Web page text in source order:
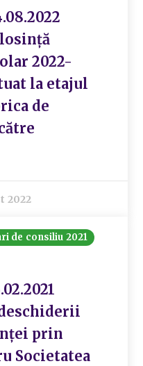
2022-
la etajul
de
2022
de consiliu 2021
prin
Societatea